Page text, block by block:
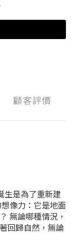
顧客評價
生是為了重新建
像力：它是地面
無論哪種情況，
回歸自然，無論